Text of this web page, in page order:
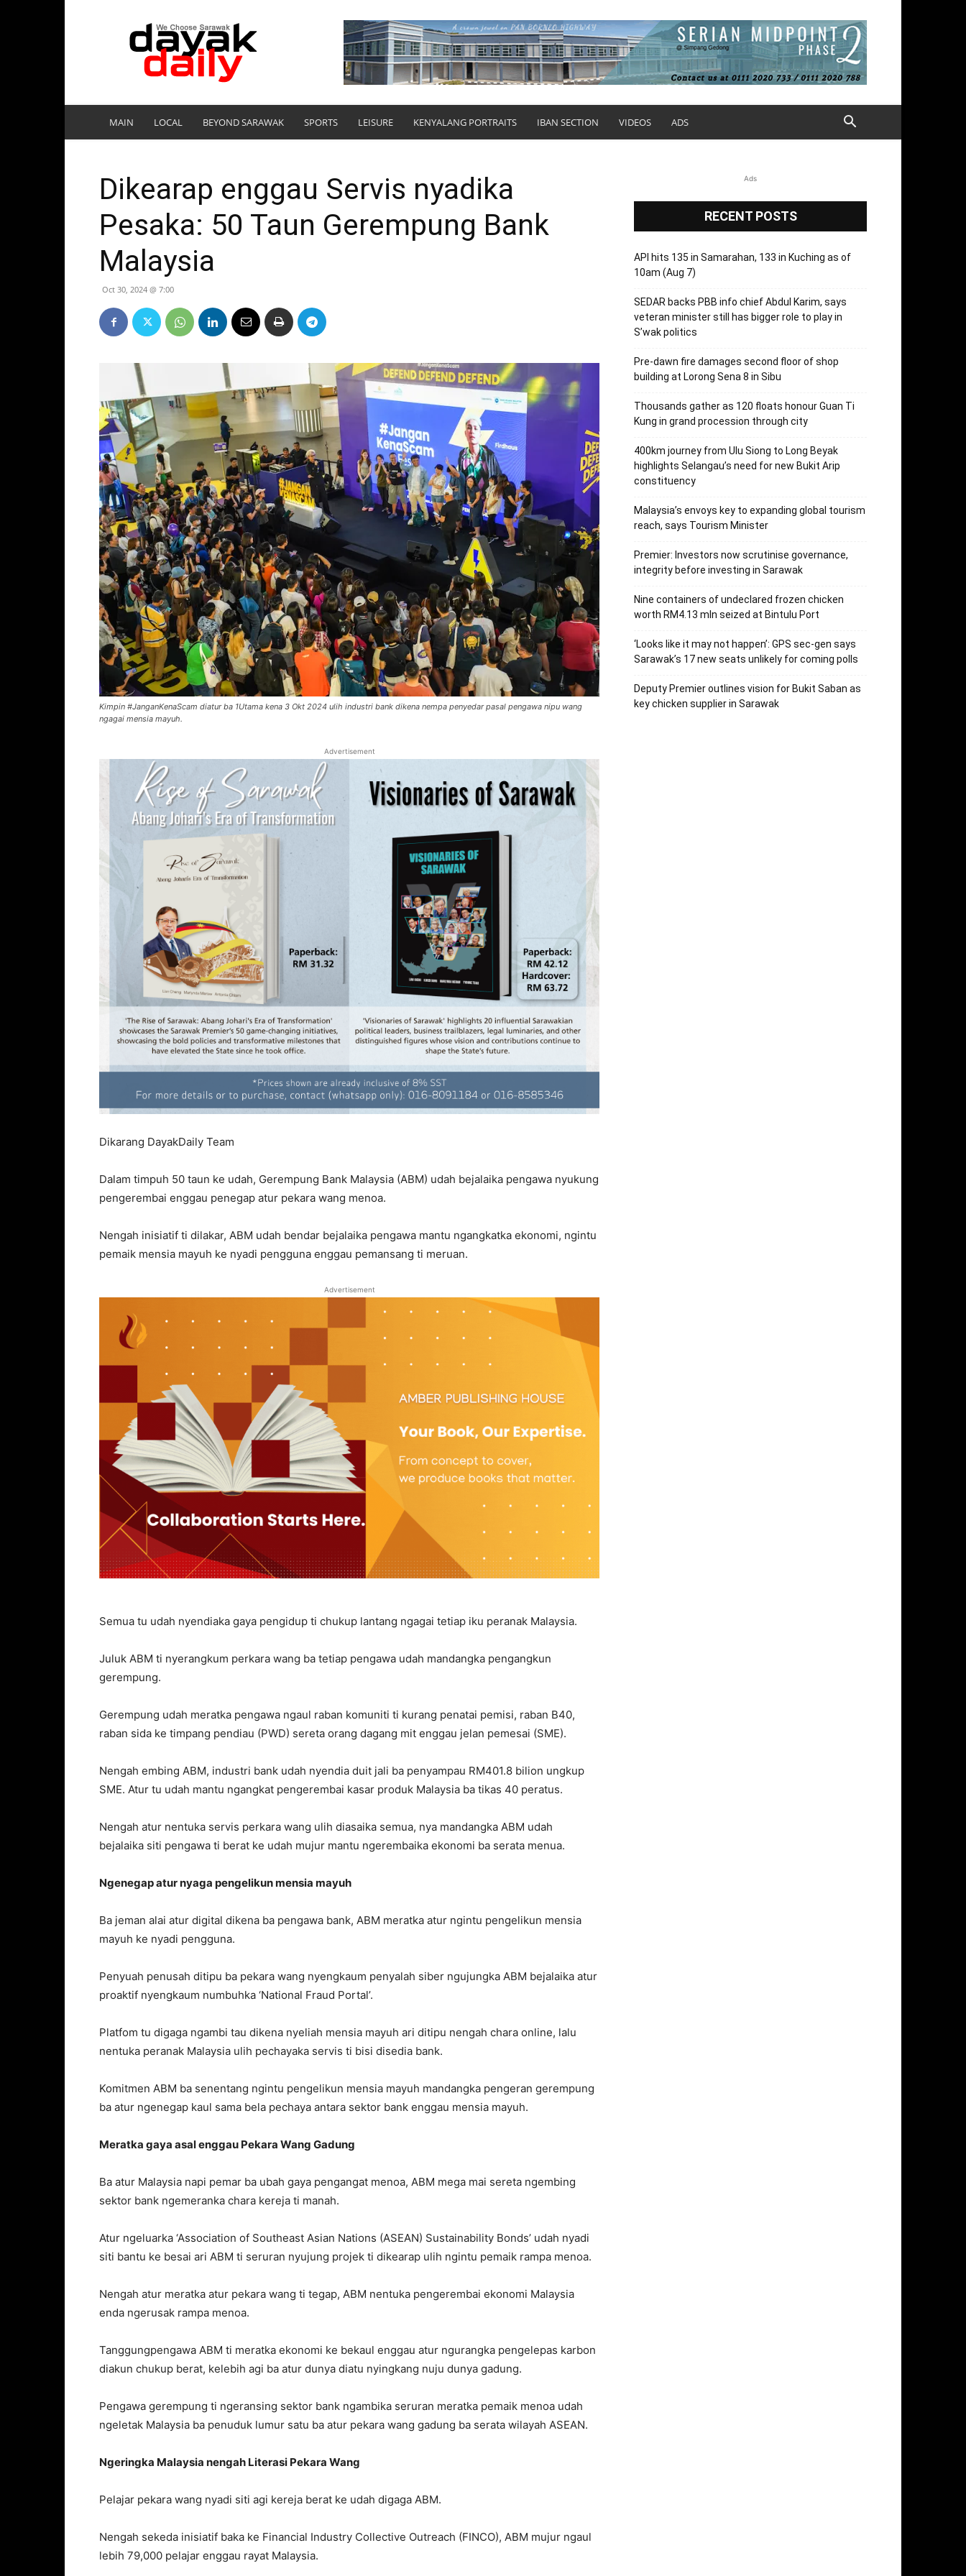
DayakDaily
MAIN LOCAL BEYOND SARAWAK SPORTS LEISURE KENYALANG PORTRAITS IBAN SECTION VIDEOS ADS
Dikearap enggau Servis nyadika
Pesaka: 50 Taun Gerempung Bank
Malaysia
Oct 30, 2024 @ 7:00
Kimpin #JanganKenaScam diatur ba 1Utama kena 3 Okt 2024 ulih industri bank dikena nempa penyedar pasal pengawa nipu wang
ngagai mensia mayuh.
Advertisement
Dikarang DayakDaily Team
Dalam timpuh 50 taun ke udah, Gerempung Bank Malaysia (ABM) udah bejalaika pengawa nyukung
pengerembai enggau penegap atur pekara wang menoa.
Nengah inisiatif ti dilakar, ABM udah bendar bejalaika pengawa mantu ngangkatka ekonomi, ngintu
pemaik mensia mayuh ke nyadi pengguna enggau pemansang ti meruan.
Advertisement
Semua tu udah nyendiaka gaya pengidup ti chukup lantang ngagai tetiap iku peranak Malaysia.
Juluk ABM ti nyerangkum perkara wang ba tetiap pengawa udah mandangka pengangkun
gerempung.
Gerempung udah meratka pengawa ngaul raban komuniti ti kurang penatai pemisi, raban B40,
raban sida ke timpang pendiau (PWD) sereta orang dagang mit enggau jelan pemesai (SME).
Nengah embing ABM, industri bank udah nyendia duit jali ba penyampau RM401.8 bilion ungkup
SME. Atur tu udah mantu ngangkat pengerembai kasar produk Malaysia ba tikas 40 peratus.
Nengah atur nentuka servis perkara wang ulih diasaika semua, nya mandangka ABM udah
bejalaika siti pengawa ti berat ke udah mujur mantu ngerembaika ekonomi ba serata menua.
Ngenegap atur nyaga pengelikun mensia mayuh
Ba jeman alai atur digital dikena ba pengawa bank, ABM meratka atur ngintu pengelikun mensia
mayuh ke nyadi pengguna.
Penyuah penusah ditipu ba pekara wang nyengkaum penyalah siber ngujungka ABM bejalaika atur
proaktif nyengkaum numbuhka ‘National Fraud Portal’.
Platfom tu digaga ngambi tau dikena nyeliah mensia mayuh ari ditipu nengah chara online, lalu
nentuka peranak Malaysia ulih pechayaka servis ti bisi disedia bank.
Komitmen ABM ba senentang ngintu pengelikun mensia mayuh mandangka pengeran gerempung
ba atur ngenegap kaul sama bela pechaya antara sektor bank enggau mensia mayuh.
Meratka gaya asal enggau Pekara Wang Gadung
Ba atur Malaysia napi pemar ba ubah gaya pengangat menoa, ABM mega mai sereta ngembing
sektor bank ngemeranka chara kereja ti manah.
Atur ngeluarka ‘Association of Southeast Asian Nations (ASEAN) Sustainability Bonds’ udah nyadi
siti bantu ke besai ari ABM ti seruran nyujung projek ti dikearap ulih ngintu pemaik rampa menoa.
Nengah atur meratka atur pekara wang ti tegap, ABM nentuka pengerembai ekonomi Malaysia
enda ngerusak rampa menoa.
Tanggungpengawa ABM ti meratka ekonomi ke bekaul enggau atur ngurangka pengelepas karbon
diakun chukup berat, kelebih agi ba atur dunya diatu nyingkang nuju dunya gadung.
Pengawa gerempung ti ngeransing sektor bank ngambika seruran meratka pemaik menoa udah
ngeletak Malaysia ba penuduk lumur satu ba atur pekara wang gadung ba serata wilayah ASEAN.
Ngeringka Malaysia nengah Literasi Pekara Wang
Pelajar pekara wang nyadi siti agi kereja berat ke udah digaga ABM.
Nengah sekeda inisiatif baka ke Financial Industry Collective Outreach (FINCO), ABM mujur ngaul
lebih 79,000 pelajar enggau rayat Malaysia.
Ads
RECENT POSTS
API hits 135 in Samarahan, 133 in Kuching as of
10am (Aug 7)
SEDAR backs PBB info chief Abdul Karim, says
veteran minister still has bigger role to play in
S’wak politics
Pre-dawn fire damages second floor of shop
building at Lorong Sena 8 in Sibu
Thousands gather as 120 floats honour Guan Ti
Kung in grand procession through city
400km journey from Ulu Siong to Long Beyak
highlights Selangau’s need for new Bukit Arip
constituency
Malaysia’s envoys key to expanding global tourism
reach, says Tourism Minister
Premier: Investors now scrutinise governance,
integrity before investing in Sarawak
Nine containers of undeclared frozen chicken
worth RM4.13 mln seized at Bintulu Port
‘Looks like it may not happen’: GPS sec-gen says
Sarawak’s 17 new seats unlikely for coming polls
Deputy Premier outlines vision for Bukit Saban as
key chicken supplier in Sarawak